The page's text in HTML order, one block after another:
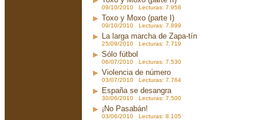
09/10/2010 Lecturas: 7.958
Toxo y Moxo (parte I)
09/10/2010 Lecturas: 7.899
La larga marcha de Zapa-tín
25/09/2010 Lecturas: 7.719
Sólo fútbol
06/07/2010 Lecturas: 7.530
Violencia de número
03/07/2010 Lecturas: 7.764
España se desangra
30/06/2010 Lecturas: 7.500
¡No Pasabán!
03/06/2010 Lecturas: 8.105